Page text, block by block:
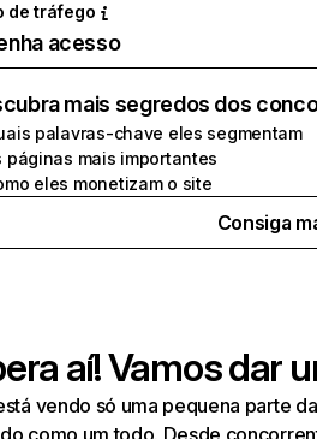
de tráfego
acesso
mais segredos dos
palavras-chave eles segmentam
páginas mais importantes
eles monetizam o site
Consiga
aí! Vamos dar
vendo só uma pequena parte
como um todo. Desde